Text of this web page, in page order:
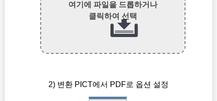
여기에 파일을 드롭하거나
클릭하여 선택
2) 변환 PICT에서 PDF로 옵션 설정